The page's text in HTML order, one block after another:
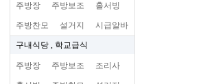
주방장 주방보조 홀서빙
주방찬모 설거지 시급알바
구내식당 , 학교급식
주방장 주방보조 조리사